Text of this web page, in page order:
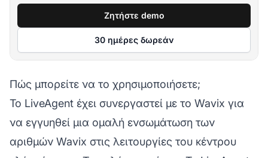
Ζητήστε demo
30 ημέρες δωρεάν
Πώς μπορείτε να το χρησιμοποιήσετε;
Το LiveAgent έχει συνεργαστεί με το Wavix για
να εγγυηθεί μια ομαλή ενσωμάτωση των
αριθμών Wavix στις λειτουργίες του κέντρου